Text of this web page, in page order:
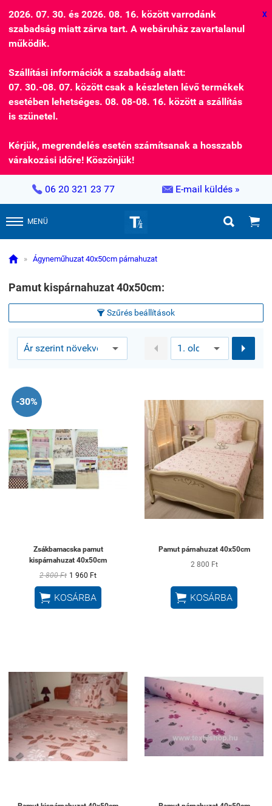
2026. 07. 30. és 2026. 08. 16. között varrodánk
szabadság miatt zárva tart. A webáruház zavartalanul
működik.
Szállítási információk a szabadság alatt:
07. 30.-08. 07. között csak a készleten lévő termékek
esetében lehetséges. 08. 08-08. 16. között a szállítás
is szünetel.
Kérjük, megrendelés esetén számítsanak a hosszabb
várakozási időre! Köszönjük!
X
 06 20 321 23 77  E-mail küldés »
MENÜ  
 » Ágyneműhuzat 40x50cm párnahuzat
Pamut kispárnahuzat 40x50cm:
 Szűrés beállítások
 
-30%
Zsákbamacska pamut
kispárnahuzat 40x50cm
2 800 Ft 1 960 Ft
 KOSÁRBA
Pamut párnahuzat 40x50cm
2 800 Ft
 KOSÁRBA